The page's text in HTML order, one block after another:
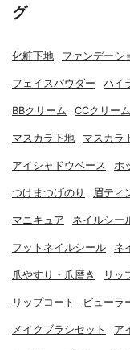
グ
化粧下地 ファンデーシ
フェイスパウダー ハイ
BBクリーム CCクリーム
マスカラ下地 マスカラ
アイシャドウベース ホ
つけまつげのり 眉ティ
マニキュア ネイルシー
フットネイルシール ネ
爪やすり・爪磨き リッ
リップコート ビューラ
メイクブラシセット ア